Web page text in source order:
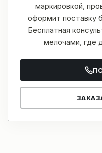
маркировкой,
оформит поставку
Бесплатная
мелочами, где